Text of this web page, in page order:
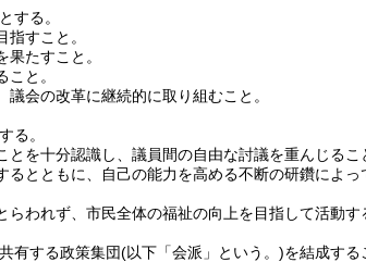
する。
すこと。
たすこと。
と。
会の改革に継続的に取り組むこと。
る。
を十分認識し、議員間の自由な討議を重んじるこ
とともに、自己の能力を高める不断の研鑽によ
われず、市民全体の福祉の向上を目指して活動す
有する政策集団(以下「会派」という。)を結成する